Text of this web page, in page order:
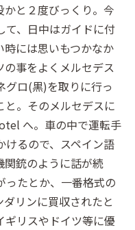
かと２度びっくり。今
て、日中はガイドに付
時には思いもつかなか
事をよくメルセデス
グロ(黒)を取りに行っ
と。そのメルセデスに
へ。車の中で運転手
けるので、スペイン語
関銃のように話が続
ったとか、一番格式の
リンに買収されたと
ギリスやドイツ等に優